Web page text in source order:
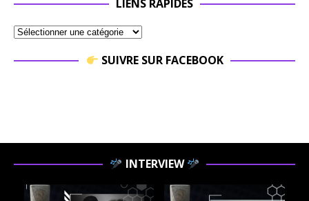
LIENS RAPIDES
SUIVRE SUR FACEBOOK
INTERVIEW